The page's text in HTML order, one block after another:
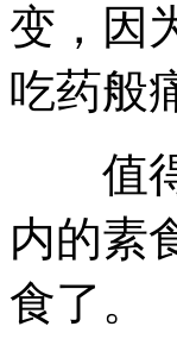
变，因
吃药般
值得
内的素
食了。